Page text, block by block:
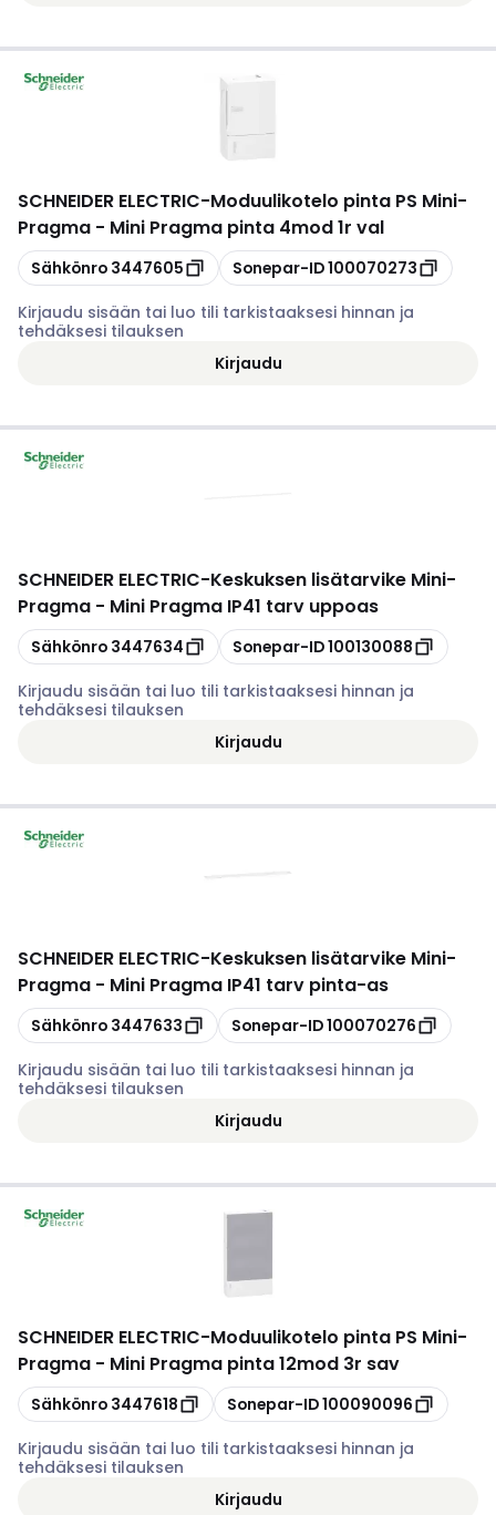
SCHNEIDER ELECTRIC-Moduulikotelo pinta PS Mini-
Pragma - Mini Pragma pinta 4mod 1r val
Kopioi
Sähkönro 3447605 Kopioi
Sonepar-ID100070273
Kirjaudu sisään tai luo tili tarkistaaksesi hinnan ja
tehdäksesi tilauksen
Kirjaudu
SCHNEIDER ELECTRIC-Keskuksen lisätarvike Mini-
Pragma - Mini Pragma IP41 tarv uppoas
Kopioi
Sähkönro 3447634 Kopioi
Sonepar-ID100130088
Kirjaudu sisään tai luo tili tarkistaaksesi hinnan ja
tehdäksesi tilauksen
Kirjaudu
SCHNEIDER ELECTRIC-Keskuksen lisätarvike Mini-
Pragma - Mini Pragma IP41 tarv pinta-as
Kopioi
Sähkönro 3447633 Kopioi
Sonepar-ID100070276
Kirjaudu sisään tai luo tili tarkistaaksesi hinnan ja
tehdäksesi tilauksen
Kirjaudu
SCHNEIDER ELECTRIC-Moduulikotelo pinta PS Mini-
Pragma - Mini Pragma pinta 12mod 3r sav
Kopioi
Sähkönro 3447618 Kopioi
Sonepar-ID100090096
Kirjaudu sisään tai luo tili tarkistaaksesi hinnan ja
tehdäksesi tilauksen
Kirjaudu